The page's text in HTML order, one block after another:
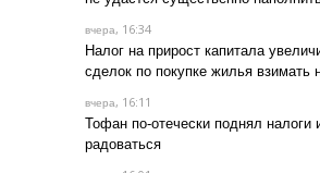
вчера, 16:34
Налог на прирост капитала
сделок по покупке жилья взимать
вчера, 16:11
Тофан по-отечески поднял налоги
радоваться